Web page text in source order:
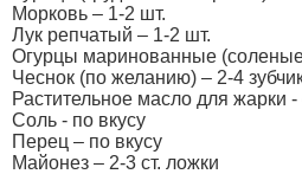
Морковь – 1-2 шт.
Лук репчатый – 1-2 шт.
Огурцы маринованные
Чеснок (по желанию) – 2-4
Растительное масло для жарки -
Соль - по вкусу
Перец – по вкусу
Майонез – 2-3 ст. ложки